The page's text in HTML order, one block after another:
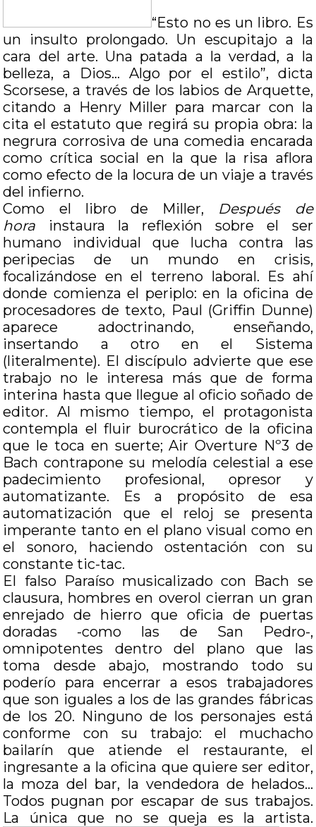
“Esto no es un libro. Es
un insulto prolongado. Un escupitajo a la
cara del arte. Una patada a la verdad, a la
belleza, a Dios… Algo por el estilo”, dicta
Scorsese, a través de los labios de Arquette,
citando a Henry Miller para marcar con la
cita el estatuto que regirá su propia obra: la
negrura corrosiva de una comedia encarada
como crítica social en la que la risa aflora
como efecto de la locura de un viaje a través
del infierno.
Como el libro de Miller, Después de
hora instaura la reflexión sobre el ser
humano individual que lucha contra las
peripecias de un mundo en crisis,
focalizándose en el terreno laboral. Es ahí
donde comienza el periplo: en la oficina de
procesadores de texto, Paul (Griffin Dunne)
aparece adoctrinando, enseñando,
insertando a otro en el Sistema
(literalmente). El discípulo advierte que ese
trabajo no le interesa más que de forma
interina hasta que llegue al oficio soñado de
editor. Al mismo tiempo, el protagonista
contempla el fluir burocrático de la oficina
que le toca en suerte; Air Overture Nº3 de
Bach contrapone su melodía celestial a ese
padecimiento profesional, opresor y
automatizante. Es a propósito de esa
automatización que el reloj se presenta
imperante tanto en el plano visual como en
el sonoro, haciendo ostentación con su
constante tic-tac.
El falso Paraíso musicalizado con Bach se
clausura, hombres en overol cierran un gran
enrejado de hierro que oficia de puertas
doradas -como las de San Pedro-,
omnipotentes dentro del plano que las
toma desde abajo, mostrando todo su
poderío para encerrar a esos trabajadores
que son iguales a los de las grandes fábricas
de los 20. Ninguno de los personajes está
conforme con su trabajo: el muchacho
bailarín que atiende el restaurante, el
ingresante a la oficina que quiere ser editor,
la moza del bar, la vendedora de helados…
Todos pugnan por escapar de sus trabajos.
La única que no se queja es la artista.